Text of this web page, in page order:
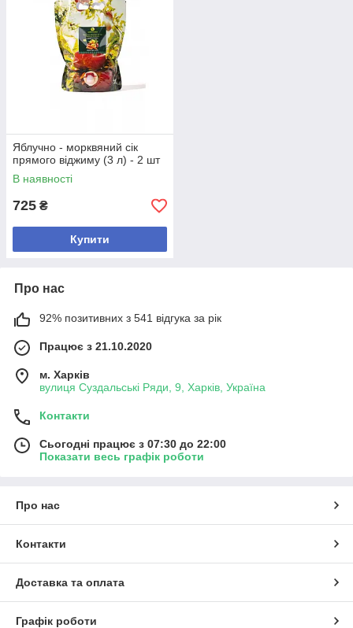
Яблучно - морквяний сік
прямого віджиму (3 л) - 2 шт
В наявності
725 ₴
Купити
Про нас
92% позитивних з 541 відгука за рік
Працює з 21.10.2020
м. Харків
вулиця Суздальські Ряди, 9, Харків, Україна
Контакти
Сьогодні працює з 07:30 до 22:00
Показати весь графік роботи
Про нас
Контакти
Доставка та оплата
Графік роботи